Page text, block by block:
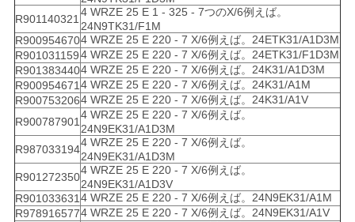
R901140321
4 WRZE 25 E 1 - 325 - 7つのX/6例えば。
24N9TK31/F1M
R9009546704 WRZE 25 E 220 - 7 X/6例えば。24ETK31/A1D3M
R9010311594 WRZE 25 E 220 - 7 X/6例えば。24ETK31/F1D3M
R9013834404 WRZE 25 E 220 - 7 X/6例えば。24K31/A1D3M
R9009546714 WRZE 25 E 220 - 7 X/6例えば。24K31/A1M
R9007532064 WRZE 25 E 220 - 7 X/6例えば。24K31/A1V
R900787901
4 WRZE 25 E 220 - 7 X/6例えば。
24N9EK31/A1D3M
R987033194
4 WRZE 25 E 220 - 7 X/6例えば。
24N9EK31/A1D3M
R901272350
4 WRZE 25 E 220 - 7 X/6例えば。
24N9EK31/A1D3V
R9010336314 WRZE 25 E 220 - 7 X/6例えば。24N9EK31/A1M
R9789165774 WRZE 25 E 220 - 7 X/6例えば。24N9EK31/A1V